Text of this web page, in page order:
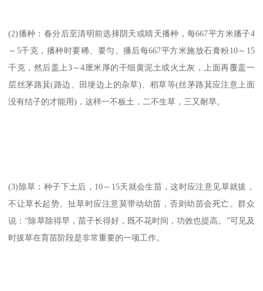
(2)播种：春分后至清明前选择阴天或晴天播种，每667平方米播子4
～5千克，播种时要稀、要匀。播后每667平方米施放石膏粉10～15
千克，然后盖上3～4厘米厚的干细黄泥土或火土灰，上面再覆盖一
层丝茅路萁(路边、田埂边上的杂草)、稻草等(丝茅路萁应注意上面
没有结子的才能用)，这样一不板土，二不生草，三又耐旱。
(3)除草：种子下土后，10～15天就会生苗，这时应注意见草就拔，
不让草长起势。扯草时应注意莫带动幼苗，否则幼苗会死亡。群众
说：“除草除得早，苗子长得好，既不花时间，功效也提高。”可见及
时拔草在育苗阶段是非常重要的一项工作。